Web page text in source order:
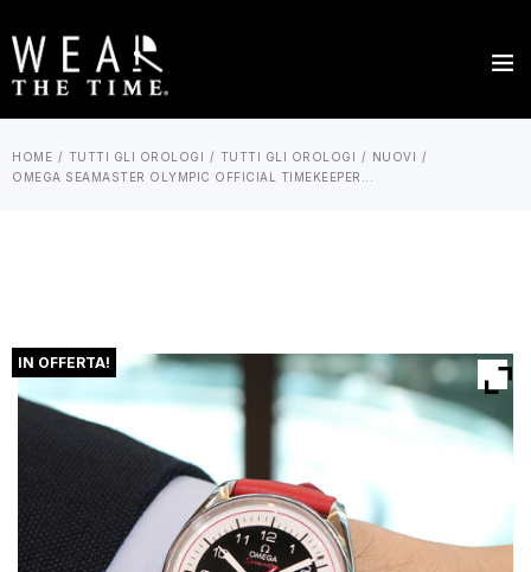
HOME TUTTI GLI OROLOGI TUTTI GLI OROLOGI
NUOVI
OMEGA SEAMASTER OLYMPIC OFFICIAL TIMEKEEPER...
IN OFFERTA!